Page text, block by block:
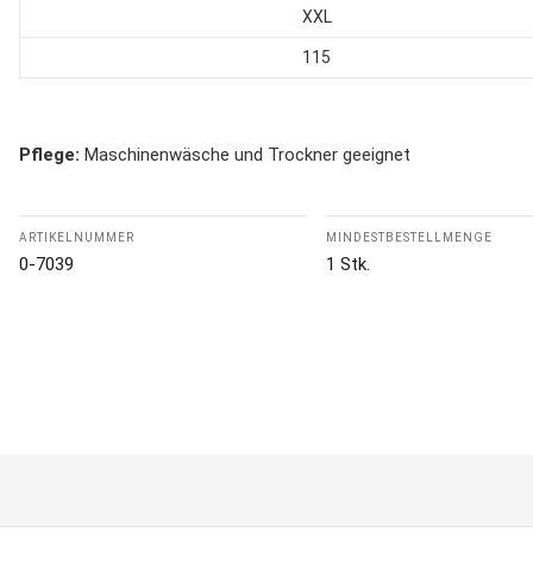
XXL
115
Pflege: Maschinenwäsche und Trockner geeignet
ARTIKELNUMMER
0-7039
MINDESTBESTELLMENGE
1 Stk.